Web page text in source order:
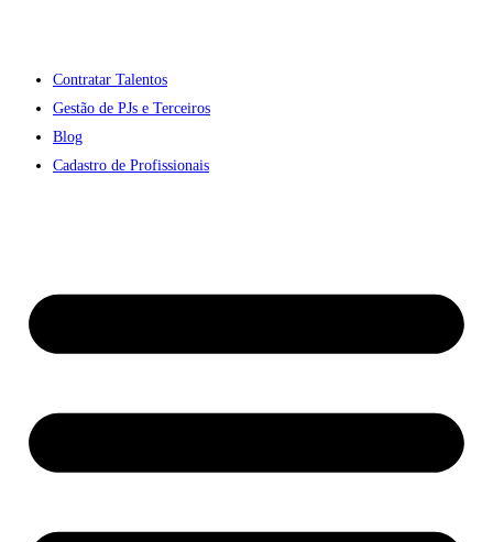
Contratar Talentos
Gestão de PJs e Terceiros
Blog
Cadastro de Profissionais